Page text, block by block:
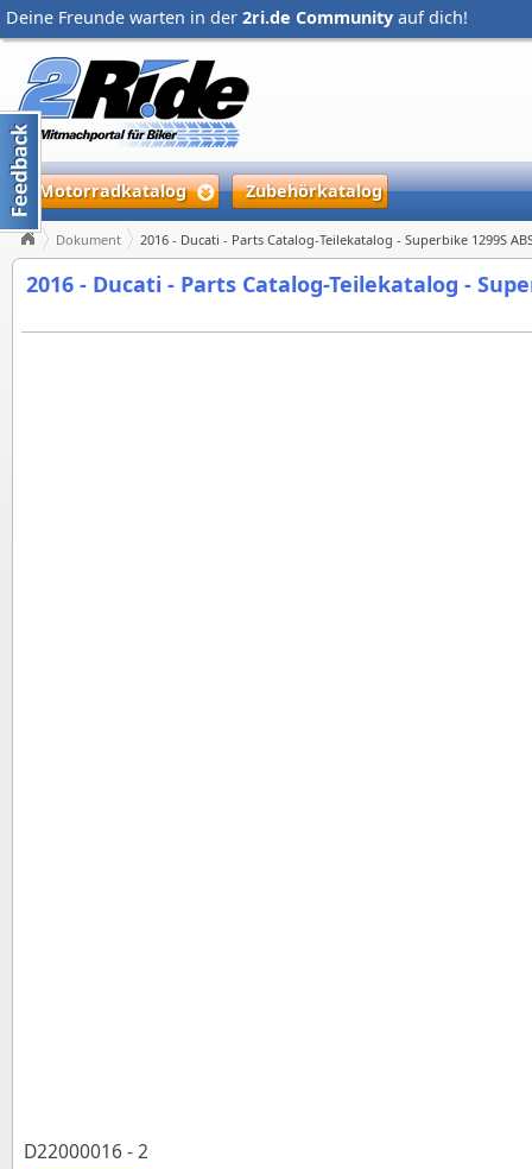
Deine Freunde warten in der 2ri.de Community auf dich!
Motorradkatalog Zubehörkatalog
Dokument 2016 - Ducati - Parts Catalog-Teilekatalog - Superbike 1299S
2016 - Ducati - Parts Catalog-Teilekatalog -
D22000016 - 2